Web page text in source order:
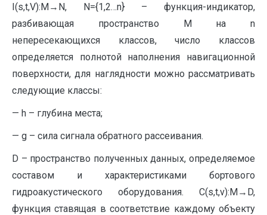
I(s,t,V):M→N, N={1,2…n} – функция-индикатор,
разбивающая пространство М на n
непересекающихся классов, число классов
определяется полнотой наполнения навигационной
поверхности, для наглядности можно рассматривать
следующие классы:
— h – глубина места;
— g – сила сигнала обратного рассеивания.
D – пространство полученных данных, определяемое
составом и характеристиками бортового
гидроакустического оборудования. C(s,t,v):M→D,
функция ставящая в соответствие каждому объекту